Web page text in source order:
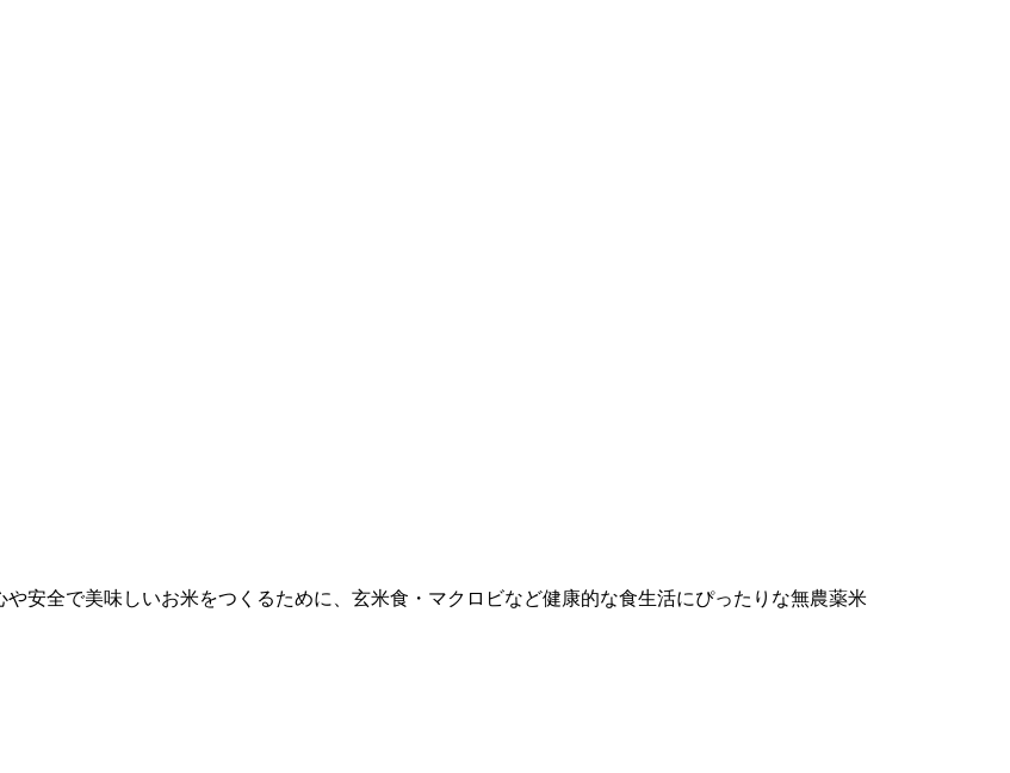
安全で美味しいお米をつくるために、玄米食・マクロビなど健康的な食生活にぴったりな無農薬米